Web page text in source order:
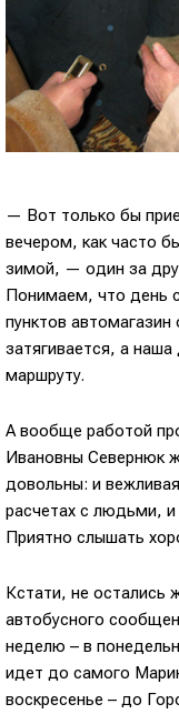
— Вот только бы
вечером, как часто
зимой, — один за
Понимаем, что день
пунктов
затягивается, а
маршруту.
А вообще работой
Ивановны Севернюк
довольны: и
расчетах с людьми,
Приятно слышать
Кстати, не остались
автобусного
неделю – в
идет до самого
воскресенье – до